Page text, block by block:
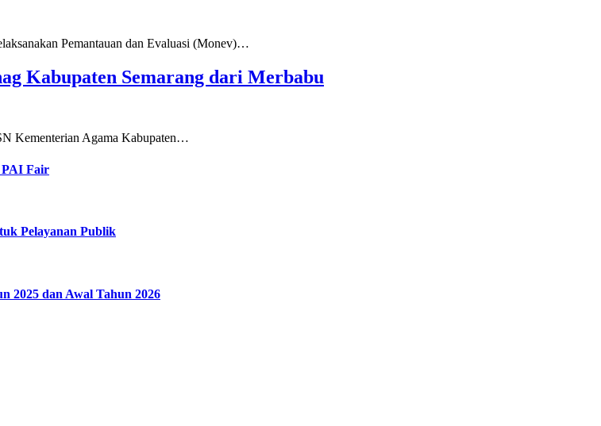
Pemantauan dan Evaluasi (Monev)…
Kabupaten Semarang dari Merbabu
Kementerian Agama Kabupaten…
PAI Fair
Pelayanan Publik
2025 dan Awal Tahun 2026